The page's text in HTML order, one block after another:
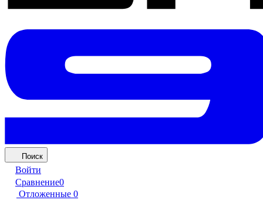
Поиск
Войти
Сравнение0
Отложенные 0